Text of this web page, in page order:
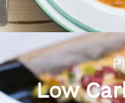
Low